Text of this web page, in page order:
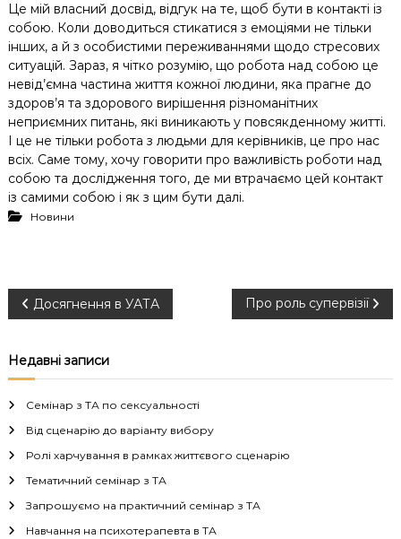
Це мій власний досвід, відгук на те, щоб бути в контакті із
собою. Коли доводиться стикатися з емоціями не тільки
інших, а й з особистими переживаннями щодо стресових
ситуацій. Зараз, я чітко розумію, що робота над собою це
невід’ємна частина життя кожної людини, яка прагне до
здоров’я та здорового вирішення різноманітних
неприємних питань, які виникають у повсякденному житті.
І це не тільки робота з людьми для керівників, це про нас
всіх. Саме тому, хочу говорити про важливість роботи над
собою та дослідження того, де ми втрачаємо цей контакт
із самими собою і як з цим бути далі.
Новини
Н
а
в
і
г
а
Досягнення в УАТА Про роль супервізії
Недавні записи
Семінар з ТА по сексуальності
Від сценарію до варіанту вибору
Ролі харчування в рамках життєвого сценарію
Тематичний семінар з ТА
Запрошуємо на практичний семінар з ТА
Навчання на психотерапевта в ТА